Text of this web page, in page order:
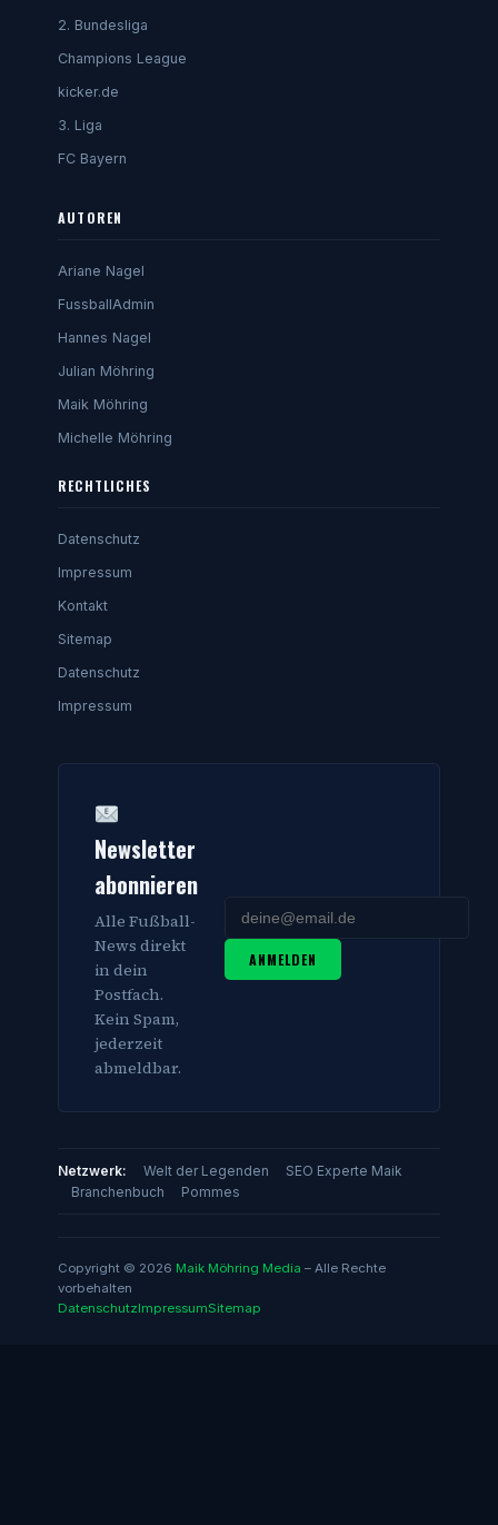
2. Bundesliga
Champions League
kicker.de
3. Liga
FC Bayern
AUTOREN
Ariane Nagel
FussballAdmin
Hannes Nagel
Julian Möhring
Maik Möhring
Michelle Möhring
RECHTLICHES
Datenschutz
Impressum
Kontakt
Sitemap
Datenschutz
Impressum
Newsletter
abonnieren
Alle Fußball-
News direkt
in dein
Postfach.
Kein Spam,
jederzeit
abmeldbar.
ANMELDEN
Netzwerk: Welt der Legenden
SEO Experte Maik
Branchenbuch
Pommes
Copyright © 2026 Maik Möhring Media – Alle Rechte
vorbehalten
DatenschutzImpressumSitemap